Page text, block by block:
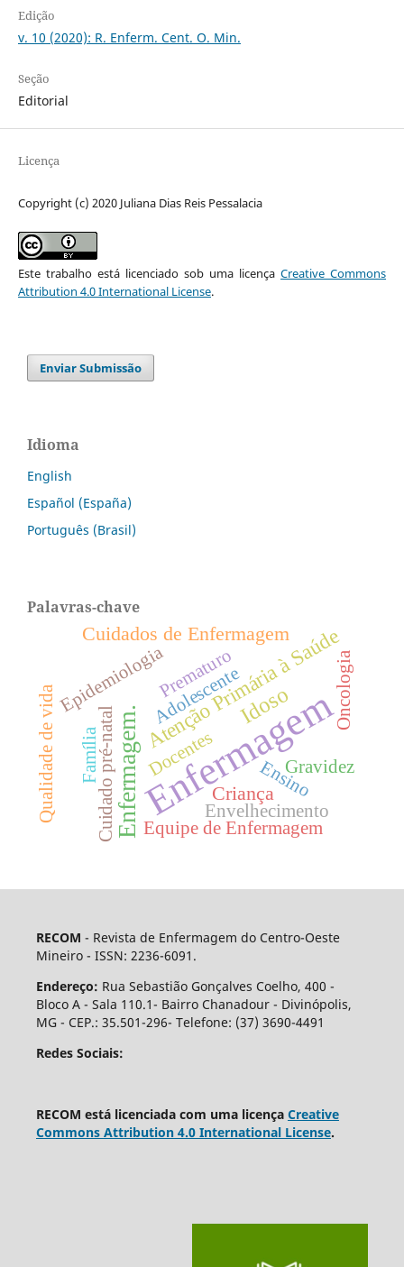
Edição
v. 10 (2020): R. Enferm. Cent. O. Min.
Seção
Editorial
Licença
Copyright (c) 2020 Juliana Dias Reis Pessalacia
Este trabalho está licenciado sob uma licençaCreative Commons
Attribution 4.0 International License.
Enviar Submissão
Idioma
English
Español (España)
Português (Brasil)
Palavras-chave
Enfermagem
Enfermagem. Idoso
Atenção Primária à Saúde
Cuidados de Enfermagem
Criança
Cuidado pré-natal Envelhecimento
Adolescente
Família
Equipe de Enfermagem
Ensino
Epidemiologia
Qualidade de vida Oncologia
Docentes
Prematuro
Gravidez
RECOM - Revista de Enfermagem do Centro-Oeste
Mineiro - ISSN: 2236-6091.
Endereço: Rua Sebastião Gonçalves Coelho, 400 -
Bloco A - Sala 110.1- Bairro Chanadour - Divinópolis,
MG - CEP.: 35.501-296- Telefone: (37) 3690-4491
Redes Sociais:
RECOM está licenciada com uma licença Creative
Commons Attribution 4.0 International License.